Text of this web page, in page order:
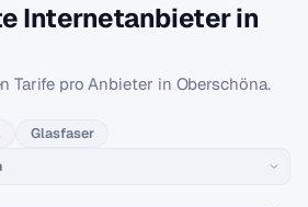
Internetanbieter in
Tarife pro Anbieter in Oberschöna.
Glasfaser